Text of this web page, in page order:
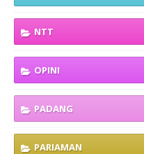
NTT
OPINI
PADANG
PARIAMAN